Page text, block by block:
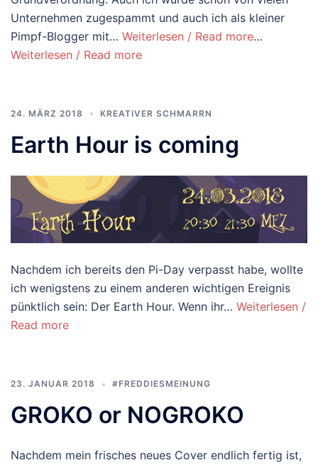
Unternehmen zugespammt und auch ich als kleiner
Pimpf-Blogger mit… Weiterlesen / Read more…
Weiterlesen / Read more
24. MÄRZ 2018 KREATIVER SCHMARRN
Earth Hour is coming
Nachdem ich bereits den Pi-Day verpasst habe, wollte
ich wenigstens zu einem anderen wichtigen Ereignis
pünktlich sein: Der Earth Hour. Wenn ihr… Weiterlesen /
Read more
23. JANUAR 2018 #FREDDIESMEINUNG
GROKO or NOGROKO
Nachdem mein frisches neues Cover endlich fertig ist,